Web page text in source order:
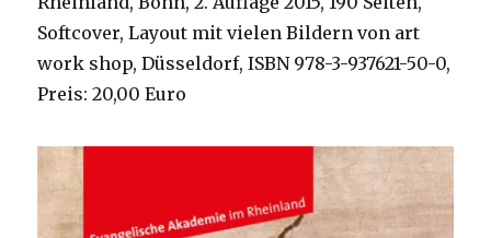
Softcover, Layout mit vielen Bildern von art
work shop, Düsseldorf, ISBN 978-3-937621-50-0,
Preis: 20,00 Euro